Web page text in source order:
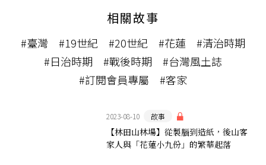
相關故事
#臺灣 #19世紀 #20世紀 #花蓮
#清治時期
#日治時期
#戰後時期
#台灣風土誌
#訂閱會員專屬
#客家
2023-08-10 故事
【林田山林場】從製腦到造紙，後山客
家人與「花蓮小九份」的繁華起落